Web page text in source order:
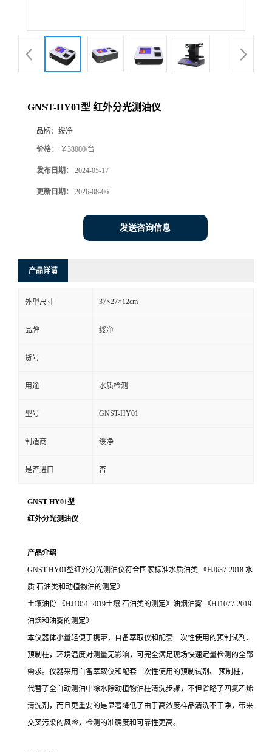
GNST-HY01型 红外分光测油仪
品牌： 绥净
价格： ￥38000/台
发布日期： 2024-05-17
更新日期： 2026-08-06
发送咨询信息
产品详请
外型尺寸 37×27×12cm
品牌 绥净
货号
用途 水质检测
型号 GNST-HY01
制造商 绥净
是否进口 否
GNST-HY01型
红外分光测油仪
产品介绍
GNST-HY01型红外分光测油仪符合国家标准水质油类 《HJ637-2018 水
质 石油类和动植物油的测定》
土壤油份
《HJ1051-2019土壤 石油类的测定》油烟油雾 《HJ1077-2019
油烟和油雾的测定》
本仪器体小量轻便于携带，自备萃取仪和配套一次性使用的预制试剂、
预制柱，环境温度对测量无影响，可完全满足现场快速定量检测的全部
需求。仪器采用自备萃取仪和配套一次性使用的预制试剂、
预制柱，
代替了全自动测油中除水除动植物油柱清洗步骤，不但省略了四氯乙烯
清洗剂，而且更重要的是显著降低了由于高浓度样品清洗不干净，带来
交叉污染的风险，检测的准确度和可靠性更高。